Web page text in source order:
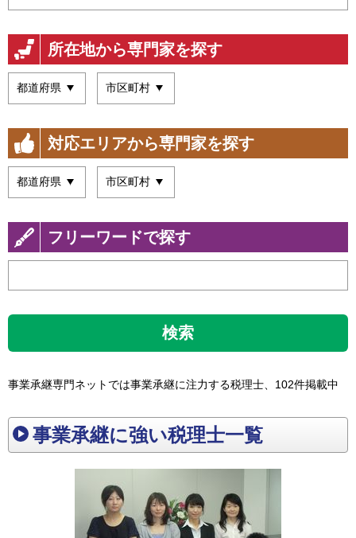
所在地から専門家を探す
対応エリアから専門家を探す
フリーワードで探す
検索
事業承継専門ネットでは事業承継に注力する税理士、102件掲載中
事業承継に強い税理士一覧